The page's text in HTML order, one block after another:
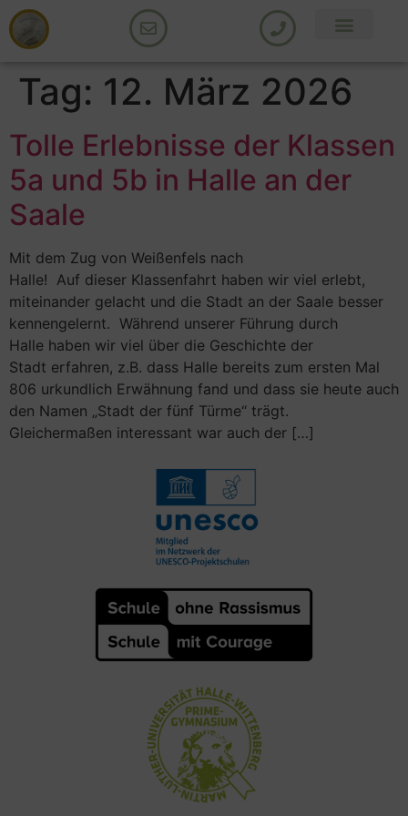
Tag: 12. März 2026
Tolle Erlebnisse der Klassen
5a und 5b in Halle an der
Saale
Mit dem Zug von Weißenfels nach
Halle! Auf dieser Klassenfahrt haben wir viel erlebt,
miteinander gelacht und die Stadt an der Saale besser
kennengelernt. Während unserer Führung durch
Halle haben wir viel über die Geschichte der
Stadt erfahren, z.B. dass Halle bereits zum ersten Mal
806 urkundlich Erwähnung fand und dass sie heute auch
den Namen „Stadt der fünf Türme“ trägt.
Gleichermaßen interessant war auch der […]